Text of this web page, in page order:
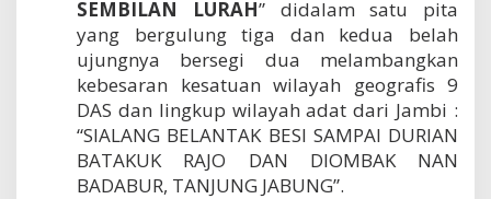
SEMBILAN LURAH” didalam satu pita
yang bergulung tiga dan kedua belah
ujungnya bersegi dua melambangkan
kebesaran kesatuan wilayah geografis 9
DAS dan lingkup wilayah adat dari Jambi :
“SIALANG BELANTAK BESI SAMPAI DURIAN
BATAKUK RAJO DAN DIOMBAK NAN
BADABUR, TANJUNG JABUNG”.